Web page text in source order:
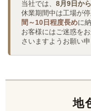
当社では、 8月9日か
休業期間中は工場が
間～10日程度長めに
お客様にはご迷惑を
さいますようお願い申
地